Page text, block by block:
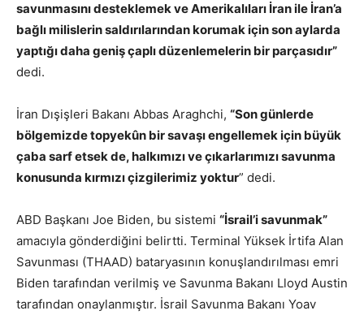
savunmasını desteklemek ve Amerikalıları İran ile İran’a
bağlı milislerin saldırılarından korumak için son aylarda
yaptığı daha geniş çaplı düzenlemelerin bir parçasıdır”
dedi.
İran Dışişleri Bakanı Abbas Araghchi, “Son günlerde
bölgemizde topyekûn bir savaşı engellemek için büyük
çaba sarf etsek de, halkımızı ve çıkarlarımızı savunma
konusunda kırmızı çizgilerimiz yoktur” dedi.
ABD Başkanı Joe Biden, bu sistemi “İsrail’i savunmak”
amacıyla gönderdiğini belirtti. Terminal Yüksek İrtifa Alan
Savunması (THAAD) bataryasının konuşlandırılması emri
Biden tarafından verilmiş ve Savunma Bakanı Lloyd Austin
tarafından onaylanmıştır. İsrail Savunma Bakanı Yoav